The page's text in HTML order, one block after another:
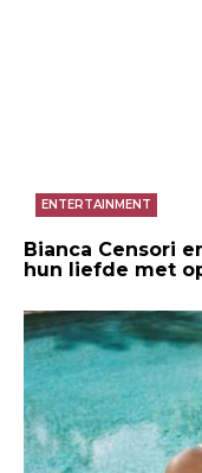
ENTERTAINMENT
Bianca Censori
hun liefde met